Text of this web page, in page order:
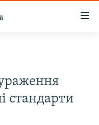
стандарти